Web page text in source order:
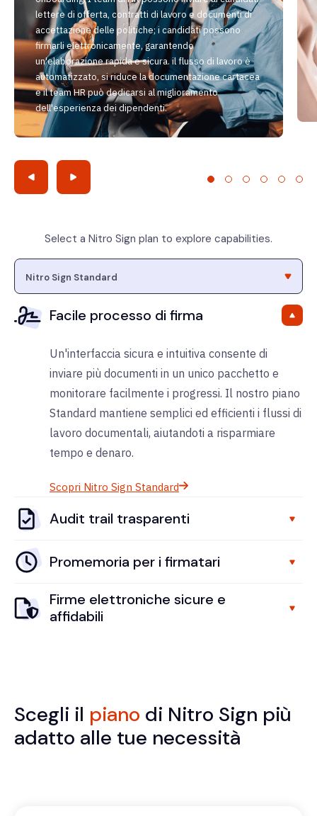
lettere di offerta, contratti di lavoro e documenti di
accettazione delle politiche; i candidati possono
firmarli elettronicamente, garantendo
un'elaborazione rapida e sicura. il flusso di lavoro è
automatizzato, si riduce la documentazione cartacea
e il team HR può dedicarsi al miglioramento
dell'esperienza dei dipendenti.
Select a Nitro Sign plan to explore capabilities.
Facile processo di firma
Un'interfaccia sicura e intuitiva consente di
inviare più documenti in un unico pacchetto e
monitorare facilmente i progressi. Il nostro piano
Standard mantiene semplici ed efficienti i flussi di
lavoro documentali, aiutandoti a risparmiare
tempo e denaro.
Scopri Nitro Sign Standard
Audit trail trasparenti
Promemoria per i firmatari
Firme elettroniche sicure e
affidabili
Scegli il piano di Nitro Sign più
adatto alle tue necessità